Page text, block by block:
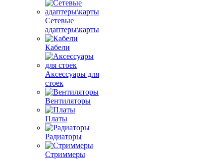
Сетевые
адаптеры\карты
Кабели
Аксессуары для
стоек
Вентиляторы
Платы
Радиаторы
Стриммеры